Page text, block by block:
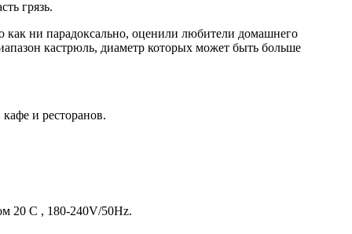
грязь.
ни парадоксально, оценили любители домашнего
кастрюль, диаметр которых может быть больше
и ресторанов.
20 С , 180-240V/50Hz.